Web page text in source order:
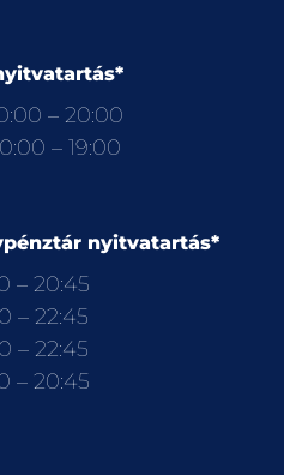
– 20:00
– 19:00
nyitvatartás*
– 20:45
– 22:45
– 22:45
– 20:45